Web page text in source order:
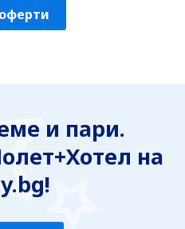
и пари.
на